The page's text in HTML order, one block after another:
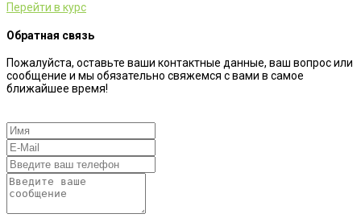
Перейти в курс
Обратная связь
Пожалуйста, оставьте ваши контактные данные, ваш вопрос или
сообщение и мы обязательно свяжемся с вами в самое
ближайшее время!